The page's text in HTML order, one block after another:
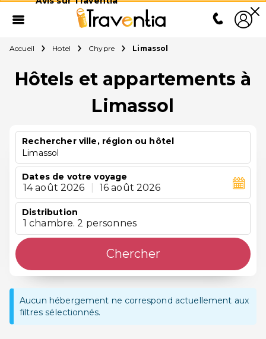
Accueil Hotel Chypre Limassol
Hôtels et appartements à
Limassol
Rechercher ville, région ou hôtel
Limassol
Dates de votre voyage
14 août 2026 16 août 2026
Distribution
1 chambre. 2 personnes
Chercher
Aucun hébergement ne correspond actuellement aux
filtres sélectionnés.